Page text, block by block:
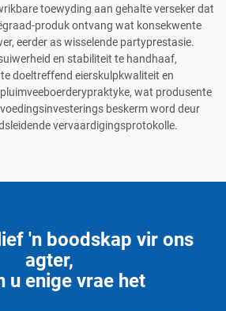
toewyding aan gehalte verseker dat
produk ontvang wat konsekwente
eerder as wisselende partyprestasie.
en stabiliteit te handhaaf,
doeltreffend eierskulpkwaliteit en
wat produsente
beskerm word deur
vervaardigingsprotokolle.
'n boodskap vir ons
agter,
u enige vrae het